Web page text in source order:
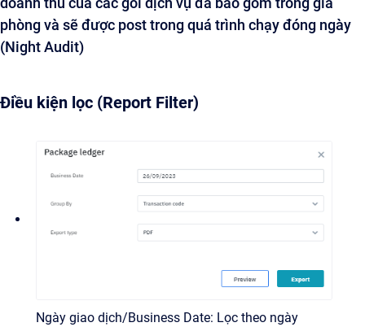
phòng và sẽ được post trong quá trình chạy đóng ngày
(Night Audit)
Điều kiện lọc (Report Filter)
Ngày giao dịch/Business Date: Lọc theo ngày